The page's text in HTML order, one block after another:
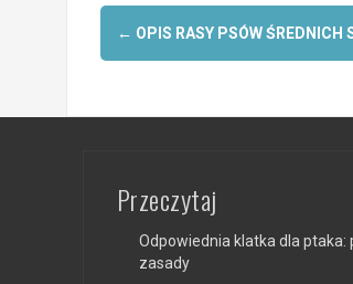
Post
navigation
← OPIS RASY PSÓW ŚREDNICH
Przeczytaj
Odpowiednia klatka dla ptaka:
zasady